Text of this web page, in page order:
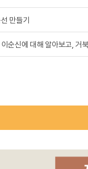
만들기
순신에 대해 알아보고, 거